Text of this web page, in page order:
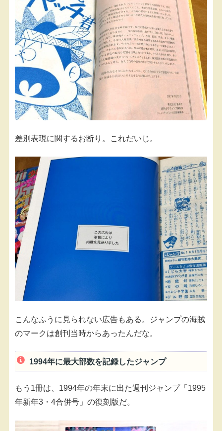
差別表現に関するお断り。これだいじ。
こんなふうに見られない広告もある。ジャンプの海賊
のマークは創刊当時からあったんだな。
1994年に最大部数を記録したジャンプ
もう1冊は、1994年の年末に出た週刊ジャンプ「1995
年新年3・4合併号」の復刻版だ。